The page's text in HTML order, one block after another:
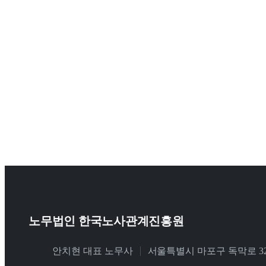
노무법인 한국노사관계진흥원
안치현 대표 노무사 서울특별시 마포구 독막로